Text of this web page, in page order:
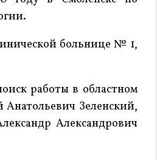
больнице № 1,
работы в областном
Зеленский,
Александрович